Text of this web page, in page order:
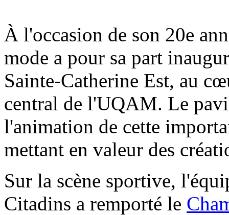
À l'occasion de son 20e
mode a pour sa part
Sainte-Catherine Est, au
central de l'UQAM. Le
l'animation de cette
mettant en valeur des
Sur la scène sportive,
Citadins a remporté le